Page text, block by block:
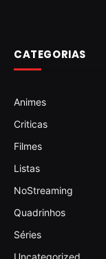
CATEGORIAS
Animes
Criticas
Filmes
Listas
NoStreaming
Quadrinhos
Séries